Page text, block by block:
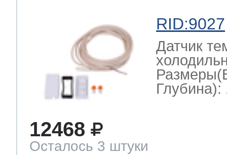
RID:9027
Датчик
Глубина):
12468
Осталось 3 штуки